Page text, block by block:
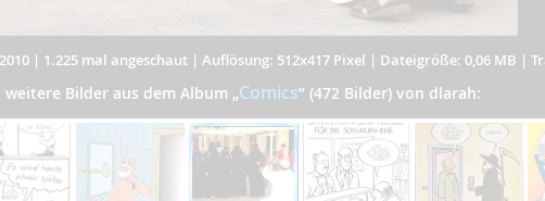
| 1.225 mal angeschaut | Auflösung: 512x417 Pixel | Dateigröße: 0,06 MB |
weitere Bilder aus dem Album „Comics” (472 Bilder) von dlarah: